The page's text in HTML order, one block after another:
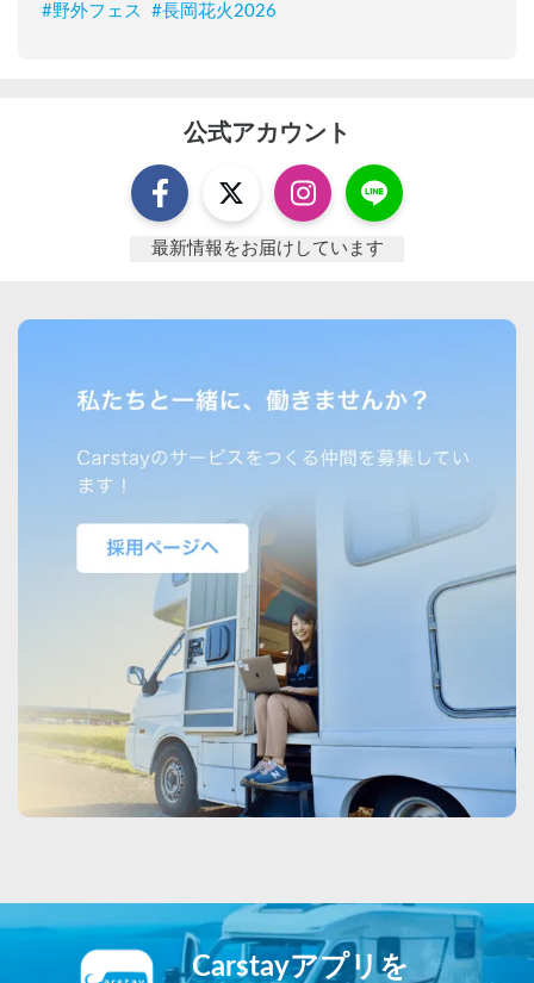
#野外フェス #長岡花火2026
公式アカウント
最新情報をお届けしています
Carstayアプリを